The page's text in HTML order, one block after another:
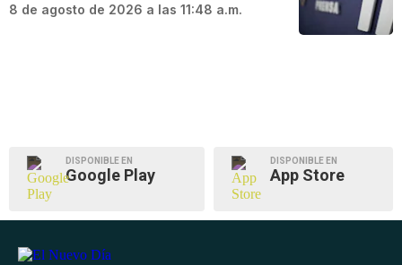
8 de agosto de 2026 a las 11:48 a.m.
DISPONIBLE EN
Google Play
DISPONIBLE EN
App Store